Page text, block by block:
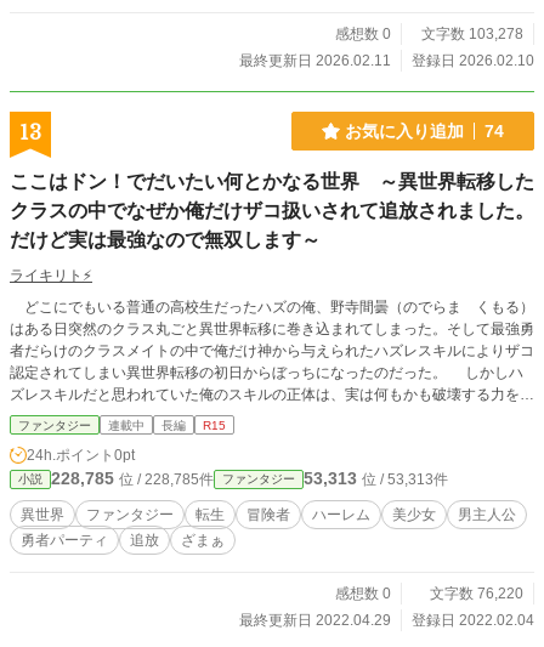
ム」にも掲載しています。
感想数 0
文字数 103,278
最終更新日 2026.02.11
登録日 2026.02.10
13 お気に入り追加 74
ここはドン！でだいたい何とかなる世界 ～異世界転移した
クラスの中でなぜか俺だけザコ扱いされて追放されました。
だけど実は最強なので無双します～
ライキリト⚡
どこにでもいる普通の高校生だったハズの俺、野寺間曇（のでらま くもる）
はある日突然のクラス丸ごと異世界転移に巻き込まれてしまった。そして最強勇
者だらけのクラスメイトの中で俺だけ神から与えられたハズレスキルによりザコ
認定されてしまい異世界転移の初日からぼっちになったのだった。 しかしハ
ズレスキルだと思われていた俺のスキルの正体は、実は何もかも破壊する力を秘
めた万能の最強スキルだった。 なぜかそんな最強スキルの存在を恐れた国家
の陰謀により俺はクラスメイト達から追放されてしまう。指名手配までされ国か
ら逃げるハメになった俺は、仕方がないので魔王との戦争なんて気にせずにのん
びりとスローライフと送ることにしたのだが、偶然であった美少女達と仲良くな
り、気づいたらいつの間にかハーレムができていた。 一方で激化する魔王と
の戦闘の中、俺をハメた王国や、世界を救う勇者なハズのクラスメイト達が俺を
頼ってくる。 え？ 追放したのはそっちだろ？ 今更もどって来いとか言わ
手に入れたのは雰囲気で全て圧倒する最強チート！！ これは全てを雰囲気だ
けで無双する男の英雄物語！！ ※この小説は主人公最強なので安心して読
ファンタジー 連載中 長編 R15
24h.ポイント 0pt
小説 228,785 位 / 228,785件 ファンタジー 53,313 位 / 53,313件
異世界 ファンタジー 転生 冒険者 ハーレム 美少女
男主人公
勇者パーティ
追放 ざまぁ
感想数 0
文字数 76,220
最終更新日 2022.04.29
登録日 2022.02.04